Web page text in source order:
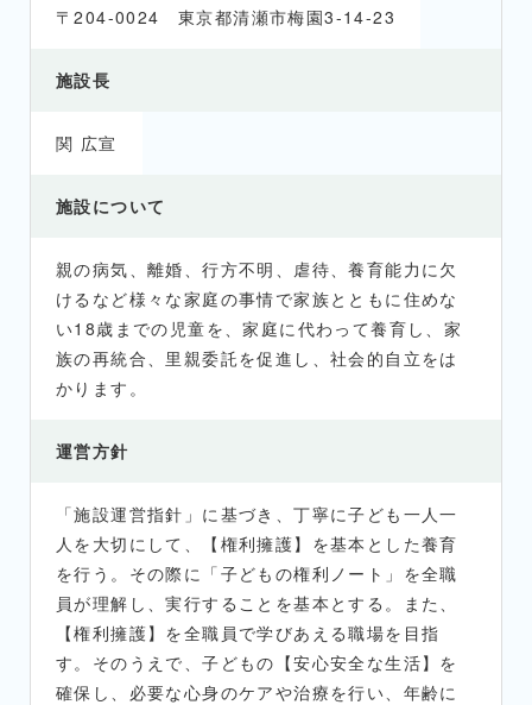
〒204-0024 東京都清瀬市梅園3-14-23
施設長
関 広宣
施設について
親の病気、離婚、行方不明、虐待、養育能力に欠
けるなど様々な家庭の事情で家族とともに住めな
い18歳までの児童を、家庭に代わって養育し、家
族の再統合、里親委託を促進し、社会的自立をは
かります。
運営方針
「施設運営指針」に基づき、丁寧に子ども一人一
人を大切にして、【権利擁護】を基本とした養育
を行う。その際に「子どもの権利ノート」を全職
員が理解し、実行することを基本とする。また、
【権利擁護】を全職員で学びあえる職場を目指
す。そのうえで、子どもの【安心安全な生活】を
確保し、必要な心身のケアや治療を行い、年齢に